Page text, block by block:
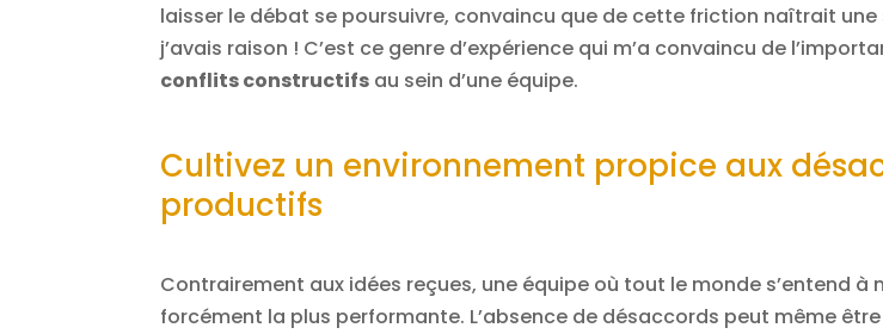
laisser le débat se poursuivre, convaincu que de cette friction naîtrait une
j’avais raison ! C’est ce genre d’expérience qui m’a convaincu de
conflits constructifs au sein d’une équipe.
Cultivez un environnement propice aux
productifs
Contrairement aux idées reçues, une équipe où tout le monde s’entend à
forcément la plus performante. L’absence de désaccords peut même